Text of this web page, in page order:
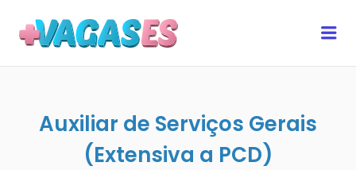
Auxiliar de Serviços Gerais
(Extensiva a PCD)